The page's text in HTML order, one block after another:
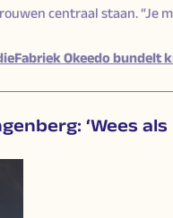
centraal staan. “Je
Okeedo bundelt
‘Wees